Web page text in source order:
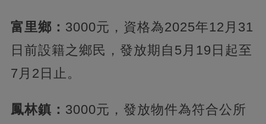
富里鄉： 3000元，資格為2025年12月31
日前設籍之鄉民，發放期自5月19日起至
7月2日止。
鳳林鎮： 3000元，發放物件為符合公所